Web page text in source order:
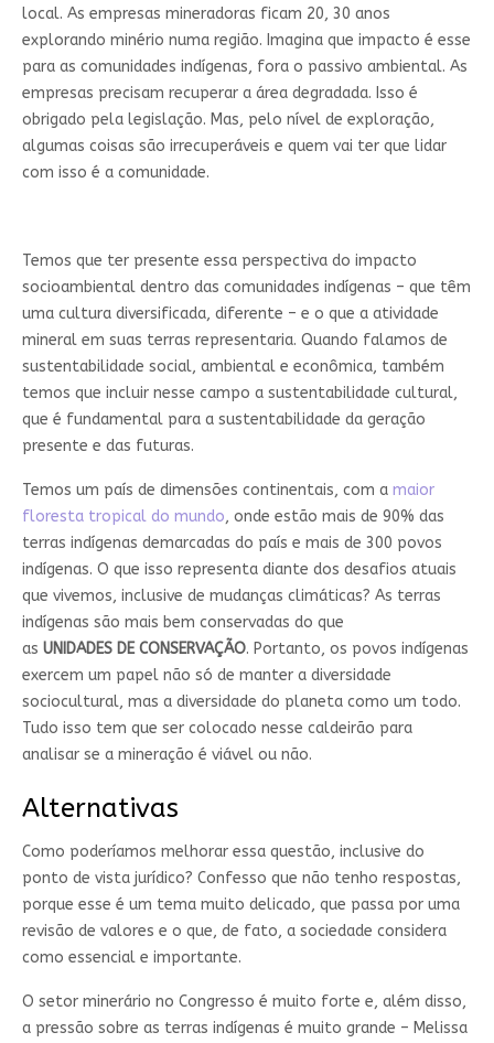
local. As empresas mineradoras ficam 20, 30 anos
explorando minério numa região. Imagina que impacto é esse
para as comunidades indígenas, fora o passivo ambiental. As
empresas precisam recuperar a área degradada. Isso é
obrigado pela legislação. Mas, pelo nível de exploração,
algumas coisas são irrecuperáveis e quem vai ter que lidar
com isso é a comunidade.
Temos que ter presente essa perspectiva do impacto
socioambiental dentro das comunidades indígenas – que têm
uma cultura diversificada, diferente – e o que a atividade
mineral em suas terras representaria. Quando falamos de
sustentabilidade social, ambiental e econômica, também
temos que incluir nesse campo a sustentabilidade cultural,
que é fundamental para a sustentabilidade da geração
presente e das futuras.
Temos um país de dimensões continentais, com a maior
floresta tropical do mundo, onde estão mais de 90% das
terras indígenas demarcadas do país e mais de 300 povos
indígenas. O que isso representa diante dos desafios atuais
que vivemos, inclusive de mudanças climáticas? As terras
indígenas são mais bem conservadas do que
as UNIDADES DE CONSERVAÇÃO. Portanto, os povos indígenas
exercem um papel não só de manter a diversidade
sociocultural, mas a diversidade do planeta como um todo.
Tudo isso tem que ser colocado nesse caldeirão para
analisar se a mineração é viável ou não.
Alternativas
Como poderíamos melhorar essa questão, inclusive do
ponto de vista jurídico? Confesso que não tenho respostas,
porque esse é um tema muito delicado, que passa por uma
revisão de valores e o que, de fato, a sociedade considera
como essencial e importante.
O setor minerário no Congresso é muito forte e, além disso,
a pressão sobre as terras indígenas é muito grande – Melissa